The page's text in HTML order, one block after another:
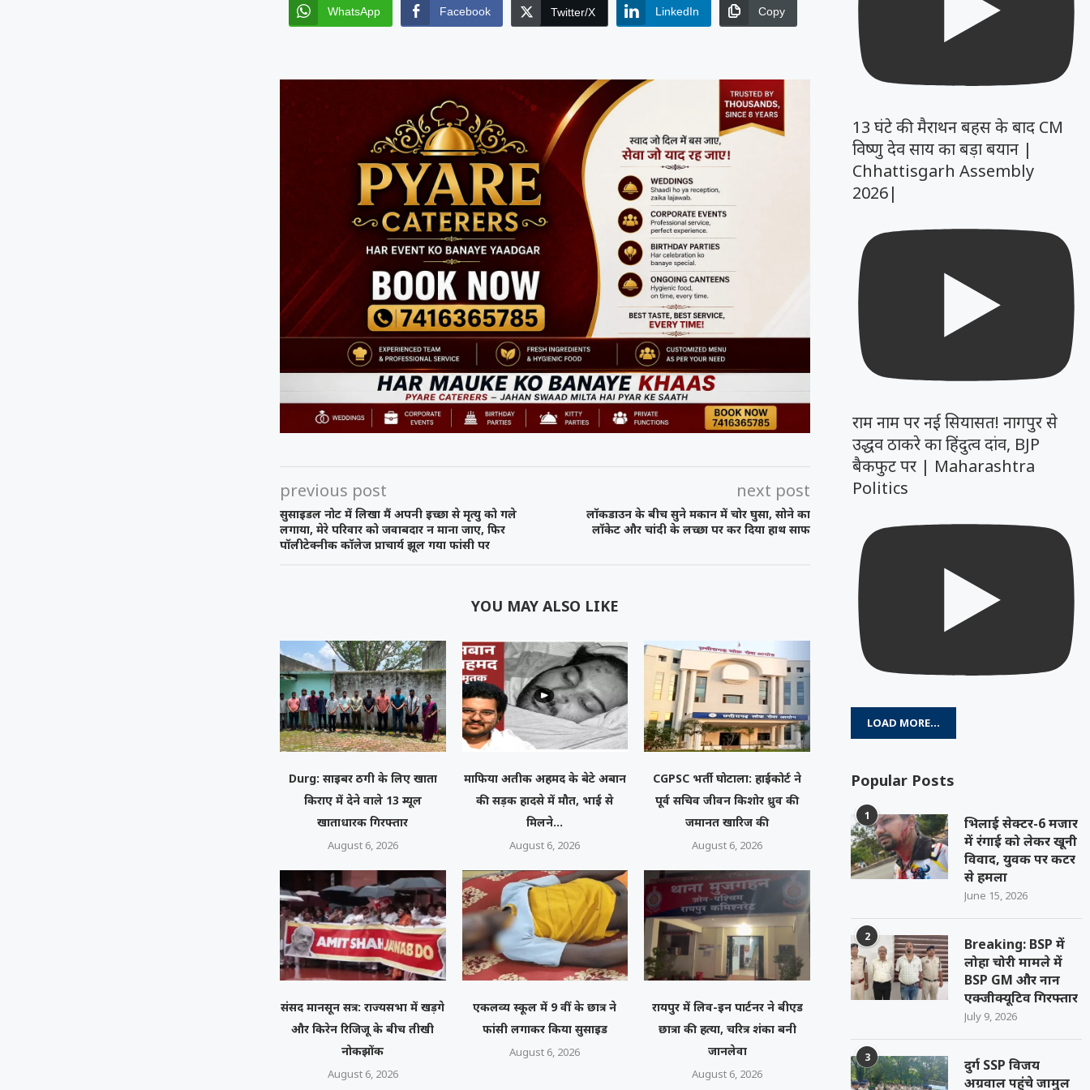
WhatsApp Facebook Twitter/X LinkedIn Copy
previous post
सुसाइडल नोट में लिखा मैं अपनी इच्छा से मृत्यु को गले
लगाया, मेरे परिवार को जवाबदार न माना जाए, फिर
पॉलीटेक्नीक कॉलेज प्राचार्य झूल गया फांसी पर
next post
लॉकडाउन के बीच सुने मकान में चोर घुसा, सोने का
लॉकेट और चांदी के लच्छा पर कर दिया हाथ साफ
YOU MAY ALSO LIKE
Durg: साइबर ठगी के लिए खाता
किराए में देने वाले 13 म्यूल
खाताधारक गिरफ्तार
August 6, 2026
माफिया अतीक अहमद के बेटे अबान
की सड़क हादसे में मौत, भाई से
मिलने...
August 6, 2026
CGPSC भर्ती घोटाला: हाईकोर्ट ने
पूर्व सचिव जीवन किशोर ध्रुव की
जमानत खारिज की
August 6, 2026
संसद मानसून सत्र: राज्यसभा में खड़गे
और किरेन रिजिजू के बीच तीखी
नोकझोंक
August 6, 2026
एकलव्य स्कूल में 9 वीं के छात्र ने
फांसी लगाकर किया सुसाइड
August 6, 2026
रायपुर में लिव-इन पार्टनर ने बीएड
छात्रा की हत्या, चरित्र शंका बनी
जानलेवा
August 6, 2026
13 घंटे की मैराथन बहस के बाद CM
विष्णु देव साय का बड़ा बयान |
Chhattisgarh Assembly
2026|
राम नाम पर नई सियासत! नागपुर से
उद्धव ठाकरे का हिंदुत्व दांव, BJP
बैकफुट पर | Maharashtra
Politics
LOAD MORE...
Popular Posts
1
भिलाई सेक्टर-6 मजार
में रंगाई को लेकर खूनी
विवाद, युवक पर कटर
से हमला
June 15, 2026
2
Breaking: BSP में
लोहा चोरी मामले में
BSP GM और नान
एक्जीक्यूटिव गिरफ्तार
July 9, 2026
3
दुर्ग SSP विजय
अग्रवाल पहुंचे जामुल